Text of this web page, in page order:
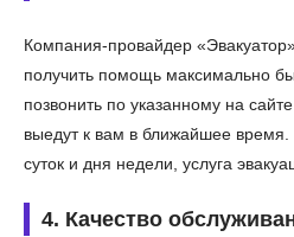
Компания-провайдер
получить помощь максимально
позвонить по указанному на
выедут к вам в ближайшее
суток и дня недели, услуга
4. Качество